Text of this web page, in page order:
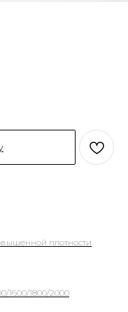
плотности
1600/1800/2000